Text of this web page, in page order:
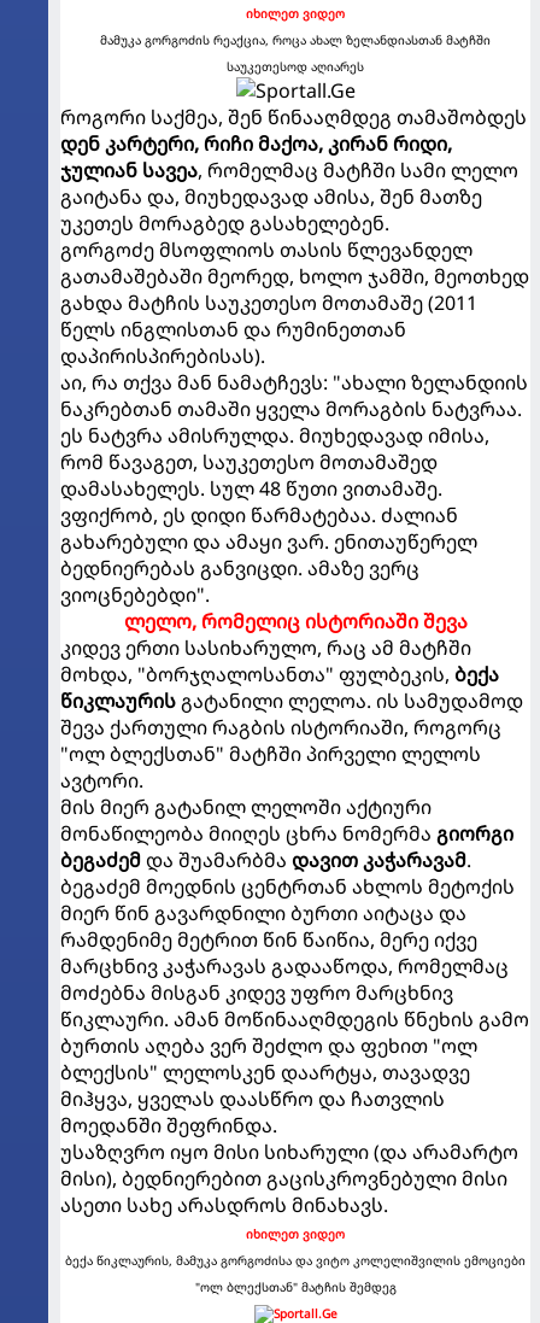
იხილეთ ვიდეო
მამუკა გორგოძის რეაქცია, როცა ახალ ზელანდიასთან მატჩში
საუკეთესოდ აღიარეს
როგორი საქმეა, შენ წინააღმდეგ თამაშობდეს
დენ კარტერი, რიჩი მაქოა, კირან რიდი,
ჯულიან სავეა, რომელმაც მატჩში სამი ლელო
გაიტანა და, მიუხედავად ამისა, შენ მათზე
უკეთეს მორაგბედ გასახელებენ.
გორგოძე მსოფლიოს თასის წლევანდელ
გათამაშებაში მეორედ, ხოლო ჯამში, მეოთხედ
გახდა მატჩის საუკეთესო მოთამაშე (2011
წელს ინგლისთან და რუმინეთთან
დაპირისპირებისას).
აი, რა თქვა მან ნამატჩევს: "ახალი ზელანდიის
ნაკრებთან თამაში ყველა მორაგბის ნატვრაა.
ეს ნატვრა ამისრულდა. მიუხედავად იმისა,
რომ წავაგეთ, საუკეთესო მოთამაშედ
დამასახელეს. სულ 48 წუთი ვითამაშე.
ვფიქრობ, ეს დიდი წარმატებაა. ძალიან
გახარებული და ამაყი ვარ. ენითაუწერელ
ბედნიერებას განვიცდი. ამაზე ვერც
ვიოცნებებდი".
ლელო, რომელიც ისტორიაში შევა
კიდევ ერთი სასიხარულო, რაც ამ მატჩში
მოხდა, "ბორჯღალოსანთა" ფულბეკის, ბექა
წიკლაურისგატანილი ლელოა. ის სამუდამოდ
შევა ქართული რაგბის ისტორიაში, როგორც
"ოლ ბლექსთან" მატჩში პირველი ლელოს
ავტორი.
მის მიერ გატანილ ლელოში აქტიური
მონაწილეობა მიიღეს ცხრა ნომერმა გიორგი
ბეგაძემდა შუამარბმა დავით კაჭარავამ.
ბეგაძემ მოედნის ცენტრთან ახლოს მეტოქის
მიერ წინ გავარდნილი ბურთი აიტაცა და
რამდენიმე მეტრით წინ წაიწია, მერე იქვე
მარცხნივ კაჭარავას გადააწოდა, რომელმაც
მოძებნა მისგან კიდევ უფრო მარცხნივ
წიკლაური. ამან მოწინააღმდეგის წნეხის გამო
ბურთის აღება ვერ შეძლო და ფეხით "ოლ
ბლექსის" ლელოსკენ დაარტყა, თავადვე
მიჰყვა, ყველას დაასწრო და ჩათვლის
მოედანში შეფრინდა.
უსაზღვრო იყო მისი სიხარული (და არამარტო
მისი), ბედნიერებით გაცისკროვნებული მისი
ასეთი სახე არასდროს მინახავს.
იხილეთ ვიდეო
ბექა წიკლაურის, მამუკა გორგოძისა და ვიტო კოლელიშვილის ემოციები
"ოლ ბლექსთან" მატჩის შემდეგ